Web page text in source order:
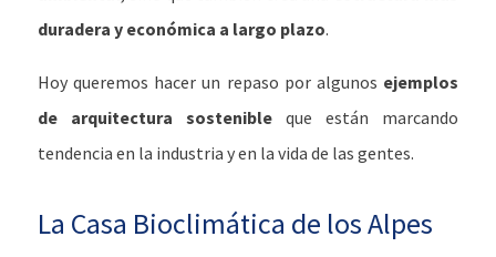
duradera y económica a largo plazo.
Hoy queremos hacer un repaso por algunos ejemplos
de arquitectura sostenible que están marcando
tendencia en la industria y en la vida de las gentes.
La Casa Bioclimática de los Alpes